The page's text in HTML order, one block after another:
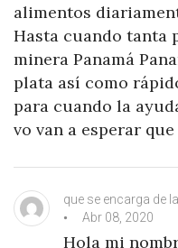
alimentos
Hasta cuando tanta
minera Panamá
plata así como
para cuando la
vo van a esperar
que se encarga de
Abr 08, 2020
Hola mi